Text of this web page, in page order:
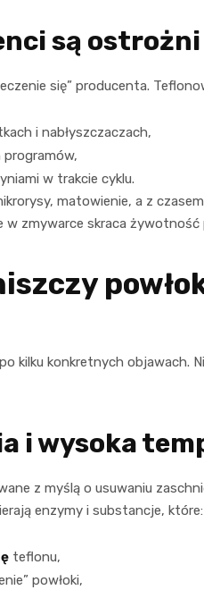
są ostrożni
się” producenta.
i nabłyszczaczach,
w trakcie cyklu.
matowienie, a z
w zmywarce skraca żywotność
kilku konkretnych objawach.
i wysoka
z myślą o usuwaniu
enzymy i substancje, które:
teflonu,
powłoki,